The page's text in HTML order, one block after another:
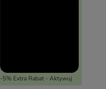
-5% Extra Rabat - Aktywuj